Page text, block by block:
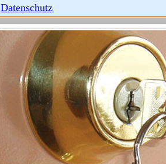
Datenschutz